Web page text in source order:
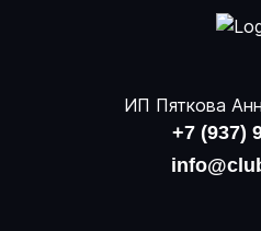
ИП Пяткова
+7 (937)